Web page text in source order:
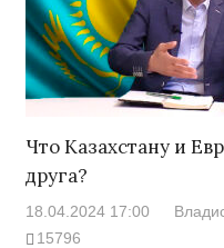
Что Казахстану и
друга?
18.04.2024 17:00
15796